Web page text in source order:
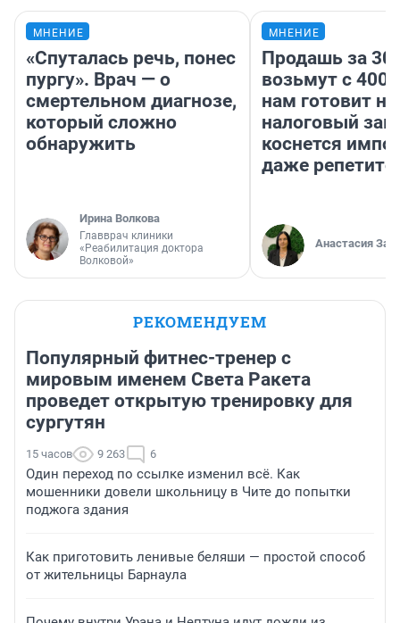
МНЕНИЕ
«Спуталась речь, понес
пургу». Врач — о
смертельном диагнозе,
который сложно
обнаружить
Ирина Волкова
Главврач клиники
«Реабилитация доктора
Волковой»
МНЕНИЕ
Продашь за
возьмут с
нам готовит
налоговый
коснется
даже
Анастасия
РЕКОМЕНДУЕМ
Популярный фитнес-тренер с
мировым именем Света Ракета
проведет открытую тренировку для
сургутян
15 часов 9 263 6
Один переход по ссылке изменил всё. Как
мошенники довели школьницу в Чите до попытки
поджога здания
Как приготовить ленивые беляши — простой способ
от жительницы Барнаула